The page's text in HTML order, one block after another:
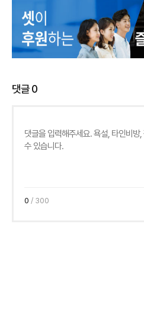
댓글0
0 / 300